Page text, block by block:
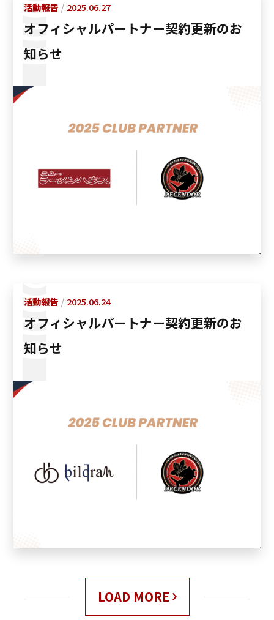
活動報告 2025.06.27
オフィシャルパートナー契約更新のお
知らせ
活動報告 2025.06.24
オフィシャルパートナー契約更新のお
知らせ
LOAD MORE